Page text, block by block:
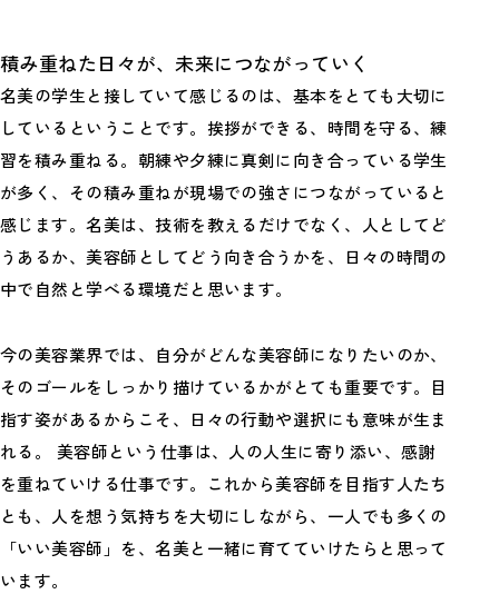
積み重ねた日々が、未来につながっていく
名美の学生と接していて感じるのは、基本をとても大切に
しているということです。挨拶ができる、時間を守る、練
習を積み重ねる。朝練や夕練に真剣に向き合っている学生
が多く、その積み重ねが現場での強さにつながっていると
感じます。名美は、技術を教えるだけでなく、人としてど
うあるか、美容師としてどう向き合うかを、日々の時間の
中で自然と学べる環境だと思います。
今の美容業界では、自分がどんな美容師になりたいのか、
そのゴールをしっかり描けているかがとても重要です。目
指す姿があるからこそ、日々の行動や選択にも意味が生ま
れる。 美容師という仕事は、人の人生に寄り添い、感謝
を重ねていける仕事です。これから美容師を目指す人たち
とも、人を想う気持ちを大切にしながら、一人でも多くの
「いい美容師」を、名美と一緒に育てていけたらと思って
います。